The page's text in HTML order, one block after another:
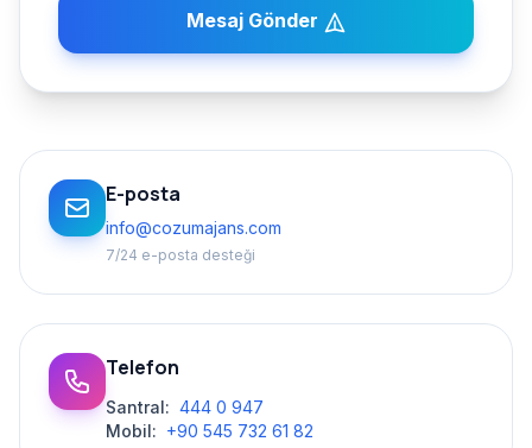
Mesaj Gönder
E-posta
info@cozumajans.com
7/24 e-posta desteği
Telefon
Santral: 444 0 947
Mobil: +90 545 732 61 82